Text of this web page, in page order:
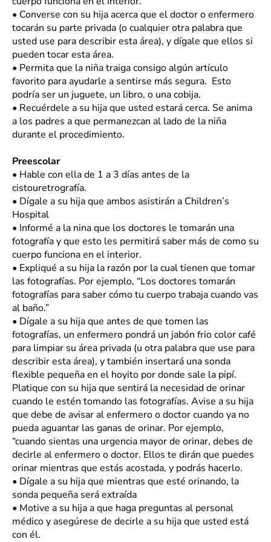
• Converse con su hija acerca que el doctor o enfermero
tocarán su parte privada (o cualquier otra palabra que
usted use para describir esta área), y dígale que ellos si
pueden tocar esta área.
• Permita que la niña traiga consigo algún artículo
favorito para ayudarle a sentirse más segura. Esto
podría ser un juguete, un libro, o una cobija.
• Recuérdele a su hija que usted estará cerca. Se anima
a los padres a que permanezcan al lado de la niña
durante el procedimiento.
Preescolar
• Hable con ella de 1 a 3 días antes de la
cistouretrografía.
• Dígale a su hija que ambos asistirán a Children’s
Hospital
• Informé a la nina que los doctores le tomarán una
fotografía y que esto les permitirá saber más de como su
cuerpo funciona en el interior.
• Expliqué a su hija la razón por la cual tienen que tomar
las fotografías. Por ejemplo, “Los doctores tomarán
fotografías para saber cómo tu cuerpo trabaja cuando vas
al baño.”
• Dígale a su hija que antes de que tomen las
fotografías, un enfermero pondrá un jabón frio color café
para limpiar su área privada (u otra palabra que use para
describir esta área), y también insertará una sonda
flexible pequeña en el hoyito por donde sale la pipí.
Platique con su hija que sentirá la necesidad de orinar
cuando le estén tomando las fotografías. Avise a su hija
que debe de avisar al enfermero o doctor cuando ya no
pueda aguantar las ganas de orinar. Por ejemplo,
“cuando sientas una urgencia mayor de orinar, debes de
decirle al enfermero o doctor. Ellos te dirán que puedes
orinar mientras que estás acostada, y podrás hacerlo.
• Dígale a su hija que mientras que esté orinando, la
sonda pequeña será extraída
• Motive a su hija a que haga preguntas al personal
médico y asegúrese de decirle a su hija que usted está
con él.